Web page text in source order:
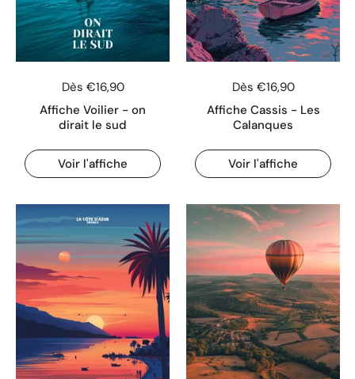
Dès €16,90
Affiche Voilier - on
dirait le sud
Voir l'affiche
Dès €16,90
Affiche Cassis - Les
Calanques
Voir l'affiche